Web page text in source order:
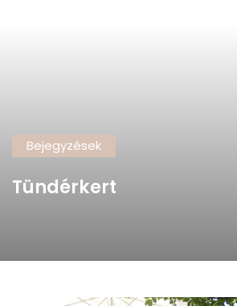
Bejegyzések
Tündérkert